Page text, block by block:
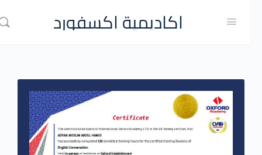
اكاديمية اكسفورد